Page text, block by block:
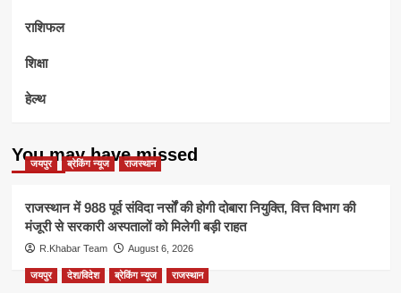
राशिफल
शिक्षा
हेल्थ
You may have missed
जयपुर ब्रेकिंग न्यूज राजस्थान
राजस्थान में 988 पूर्व संविदा नर्सों की होगी दोबारा नियुक्ति, वित्त विभाग की
मंजूरी से सरकारी अस्पतालों को मिलेगी बड़ी राहत
R.Khabar Team August 6, 2026
जयपुर देश/विदेश ब्रेकिंग न्यूज राजस्थान